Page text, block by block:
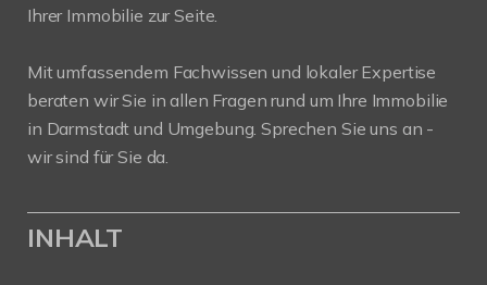
Ihrer Immobilie zur Seite.
Mit umfassendem Fachwissen und lokaler Expertise
beraten wir Sie in allen Fragen rund um Ihre Immobilie
in Darmstadt und Umgebung. Sprechen Sie uns an -
wir sind für Sie da.
INHALT